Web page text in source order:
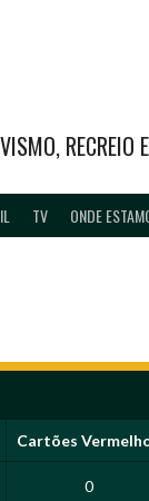
RECREIO
TV ONDE
Cartões
0